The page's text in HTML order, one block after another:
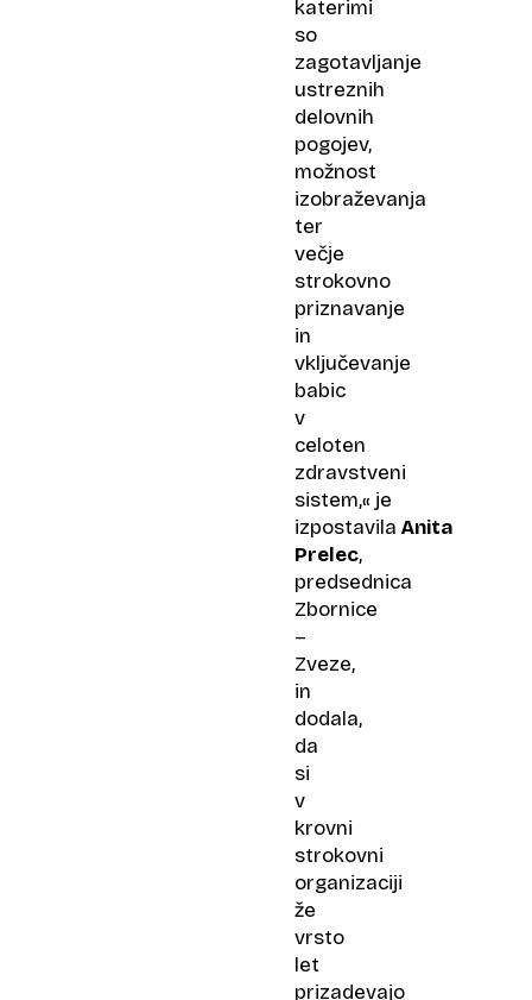
katerimi
so
zagotavljanje
ustreznih
delovnih
pogojev,
možnost
izobraževanja
ter
večje
strokovno
priznavanje
in
vključevanje
babic
v
celoten
zdravstveni
sistem,« je
izpostavila Anita
Prelec,
predsednica
Zbornice
–
Zveze,
in
dodala,
da
si
v
krovni
strokovni
organizaciji
že
vrsto
let
prizadevajo